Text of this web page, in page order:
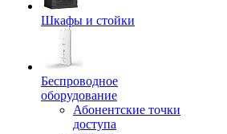
Шкафы и стойки
Беспроводное
оборудование
Абонентские точки
доступа